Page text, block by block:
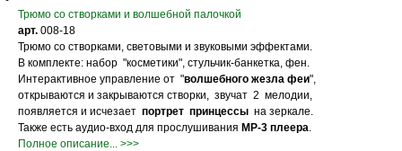
Трюмо со створками и волшебной палочкой
арт. 008-18
Трюмо со створками, световыми и звуковыми эффектами.
В комплекте: набор "косметики", стульчик-банкетка, фен.
Интерактивное управление от "волшебного жезла феи",
открываются и закрываются створки, звучат 2 мелодии,
появляется и исчезает портрет принцессы на зеркале.
Также есть аудио-вход для прослушивания МР-3 плеера.
Полное описание... >>>